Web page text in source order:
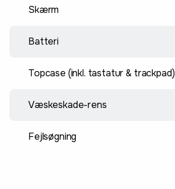
Skærm
Batteri
Topcase (inkl. tastatur & trackpad)
Væskeskade-rens
Fejlsøgning